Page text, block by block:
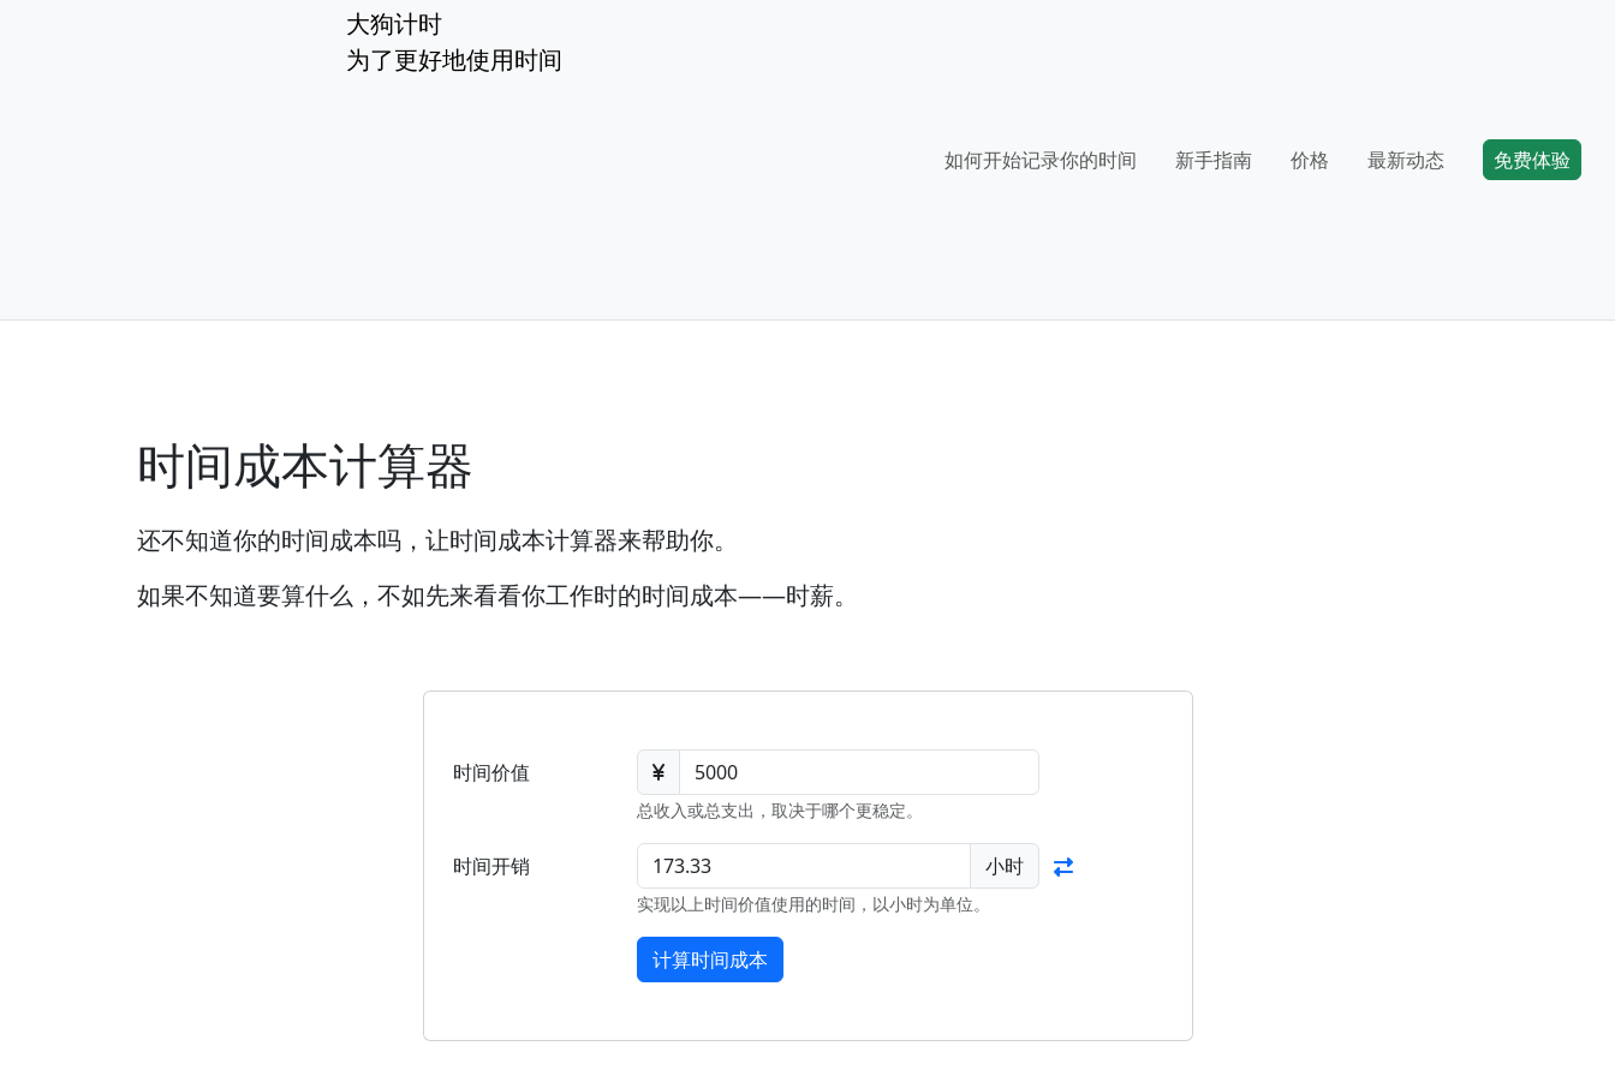
大狗计时
为了更好地使用时间
如何开始记录你的时间 新手指南 价格 最新动态 免费体验
时间成本计算器
还不知道你的时间成本吗，让时间成本计算器来帮助你。
如果不知道要算什么，不如先来看看你工作时的时间成本——时薪。
时间价值
总收入或总支出，取决于哪个更稳定。
时间开销 小时
实现以上时间价值使用的时间，以小时为单位。
计算时间成本